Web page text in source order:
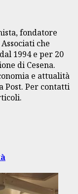
fondatore
che
1994 e per 20
di Cesena.
e attualità
Post. Per contatti